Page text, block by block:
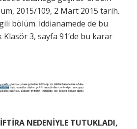
2015/109, 2 Mart 2015 tarih.
bölüm. İddianamede de bu
3, sayfa 91’de bu karar
NEDENİYLE TUTUKLADI,